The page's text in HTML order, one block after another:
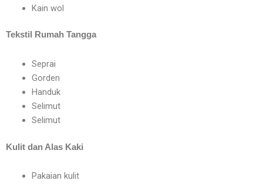
Kain wol
Tekstil Rumah Tangga
Seprai
Gorden
Handuk
Selimut
Selimut
Kulit dan Alas Kaki
Pakaian kulit